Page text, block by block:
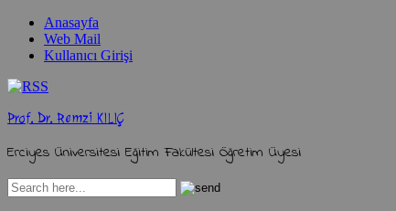
Anasayfa
Web Mail
Kullanıcı Girişi
Prof. Dr. Remzi KILIÇ
Erciyes Üniversitesi Eğitim Fakültesi Öğretim Üyesi